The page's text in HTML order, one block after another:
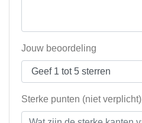
Jouw beoordeling
Sterke punten (niet verplicht)